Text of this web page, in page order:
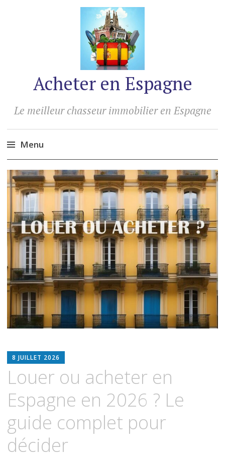
Acheter en Espagne
Le meilleur chasseur immobilier en Espagne
Menu
Accéder
au
contenu
8 JUILLET 2026
Louer ou acheter en
Espagne en 2026 ? Le
guide complet pour
décider